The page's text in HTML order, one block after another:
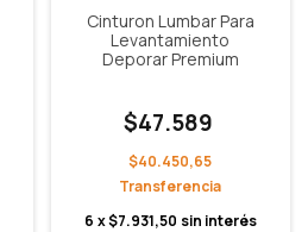
Cinturon Lumbar Para
Levantamiento
Deporar Premium
$47.589
$40.450,65
6 x$7.931,50 sin interés